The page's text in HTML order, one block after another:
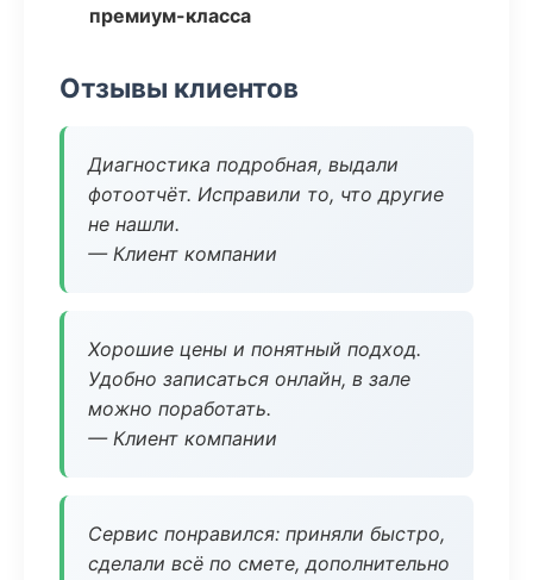
премиум-класса
Отзывы клиентов
Диагностика подробная, выдали
фотоотчёт. Исправили то, что другие
не нашли.
— Клиент компании
Хорошие цены и понятный подход.
Удобно записаться онлайн, в зале
можно поработать.
— Клиент компании
Сервис понравился: приняли быстро,
сделали всё по смете, дополнительно